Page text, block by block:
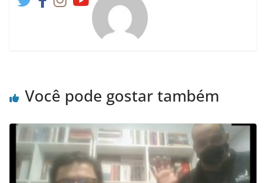
Você pode gostar também